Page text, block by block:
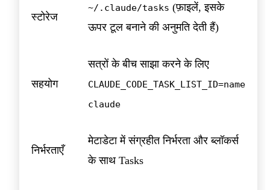
स्टोरेज
~/.claude/tasks (फ़ाइलें, इसके
ऊपर टूल बनाने की अनुमति देती हैं)
सहयोग
सत्रों के बीच साझा करने के लिए
CLAUDE_CODE_TASK_LIST_ID=name
claude
निर्भरताएँ
मेटाडेटा में संग्रहीत निर्भरता और ब्लॉकर्स
के साथ Tasks